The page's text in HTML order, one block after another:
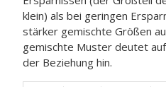
klein) als bei geringen
stärker gemischte Größen
gemischte Muster deutet
der Beziehung hin.